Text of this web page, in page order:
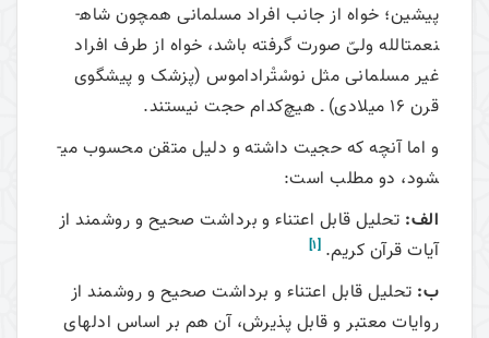
پیشین؛ خواه از جانب افراد مسلمانی همچون شاه­
نعمت­الله ولیّ صورت گرفته باشد، خواه از طرف افراد
غیر مسلمانی مثل نوسْتْراداموس (پزشک و پیشگوی
قرن 16 میلادی) ـ هیچ‌کدام حجت نیستند.
و اما آنچه که حجیت داشته و دلیل متقن محسوب می­
شود، دو مطلب است:
الف: تحلیل قابل اعتناء و برداشت صحیح و روشمند از
آیات قرآن کریم. [1]
ب: تحلیل قابل اعتناء و برداشت صحیح و روشمند از
روایات معتبر و قابل پذیرش، آن هم بر اساس ادله­ای